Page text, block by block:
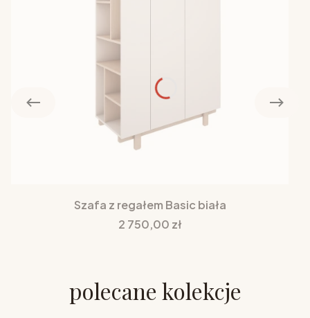
Szafa z regałem Basic biała
Cena
2 750,00 zł
polecane kolekcje